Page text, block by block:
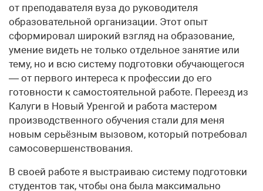
от преподавателя вуза до руководителя
образовательной организации. Этот опыт
сформировал широкий взгляд на образование,
умение видеть не только отдельное занятие или
тему, но и всю систему подготовки обучающегося
— от первого интереса к профессии до его
готовности к самостоятельной работе. Переезд из
Калуги в Новый Уренгой и работа мастером
производственного обучения стали для меня
новым серьёзным вызовом, который потребовал
самосовершенствования.
В своей работе я выстраиваю систему подготовки
студентов так, чтобы она была максимально